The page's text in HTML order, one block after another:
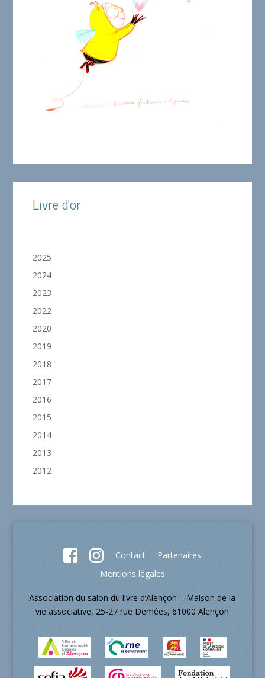
Livre d'or
2025
2024
2023
2022
2020
2019
2018
2017
2016
2015
2014
2013
2012
Contact
Partenaires
Mentions légales
Association du salon du livre d’Alençon – Maison de la
vie associative, 25-27 rue Demées, 61000 Alençon